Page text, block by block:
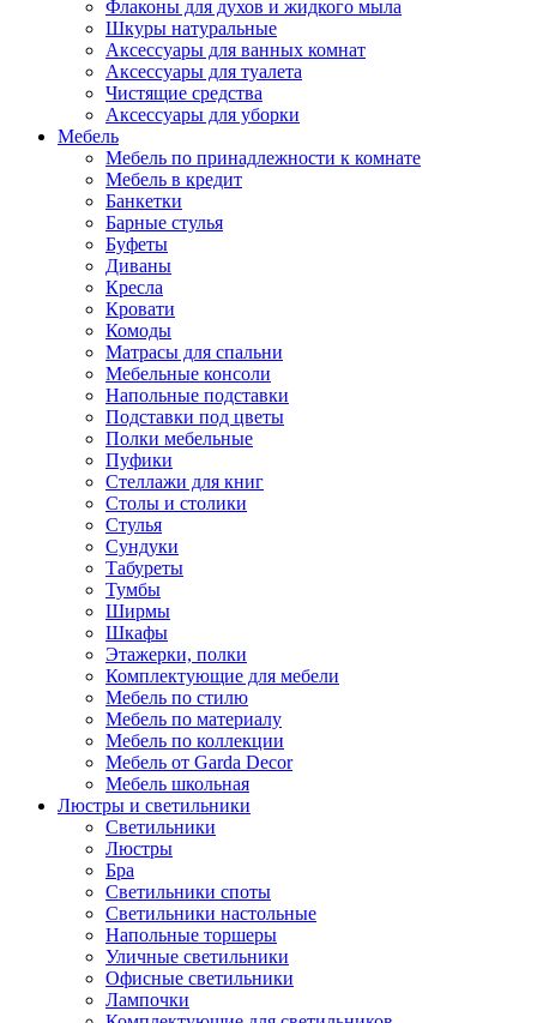
Флаконы для духов и жидкого мыла
Шкуры натуральные
Аксессуары для ванных комнат
Аксессуары для туалета
Чистящие средства
Аксессуары для уборки
Мебель
Мебель по принадлежности к комнате
Мебель в кредит
Банкетки
Барные стулья
Буфеты
Диваны
Кресла
Кровати
Комоды
Матрасы для спальни
Мебельные консоли
Напольные подставки
Подставки под цветы
Полки мебельные
Пуфики
Стеллажи для книг
Столы и столики
Стулья
Сундуки
Табуреты
Тумбы
Ширмы
Шкафы
Этажерки, полки
Комплектующие для мебели
Мебель по стилю
Мебель по материалу
Мебель по коллекции
Мебель от Garda Decor
Мебель школьная
Люстры и светильники
Светильники
Люстры
Бра
Светильники споты
Светильники настольные
Напольные торшеры
Уличные светильники
Офисные светильники
Лампочки